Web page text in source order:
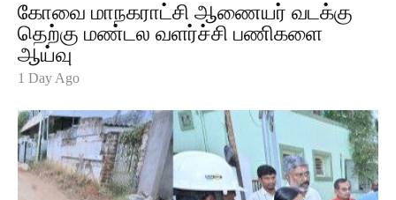
கோவை மாநகராட்சி ஆணையர் வடக்கு
தெற்கு மண்டல வளர்ச்சி பணிகளை
ஆய்வு
1 Day Ago